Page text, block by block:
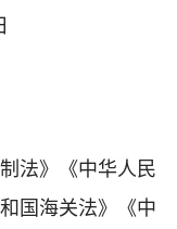
法》《中华人民
国海关法》
《中